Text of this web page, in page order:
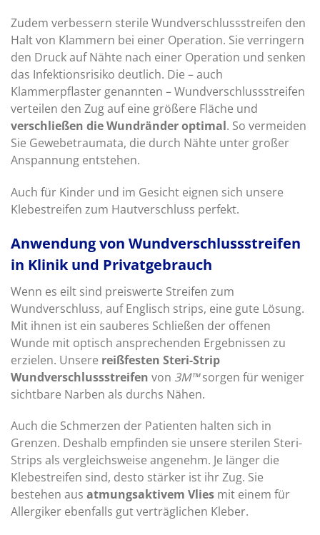
Zudem verbessern sterile Wundverschlussstreifen den
Halt von Klammern bei einer Operation. Sie verringern
den Druck auf Nähte nach einer Operation und senken
das Infektionsrisiko deutlich. Die – auch
Klammerpflaster genannten – Wundverschlussstreifen
verteilen den Zug auf eine größere Fläche und
verschließen die Wundränder optimal. So vermeiden
Sie Gewebetraumata, die durch Nähte unter großer
Anspannung entstehen.
Auch für Kinder und im Gesicht eignen sich unsere
Klebestreifen zum Hautverschluss perfekt.
Anwendung von Wundverschlussstreifen
in Klinik und Privatgebrauch
Wenn es eilt sind preiswerte Streifen zum
Wundverschluss, auf Englisch strips, eine gute Lösung.
Mit ihnen ist ein sauberes Schließen der offenen
Wunde mit optisch ansprechenden Ergebnissen zu
erzielen. Unsere reißfesten Steri-Strip
Wundverschlussstreifen von 3M™sorgen für weniger
sichtbare Narben als durchs Nähen.
Auch die Schmerzen der Patienten halten sich in
Grenzen. Deshalb empfinden sie unsere sterilen Steri-
Strips als vergleichsweise angenehm. Je länger die
Klebestreifen sind, desto stärker ist ihr Zug. Sie
bestehen aus atmungsaktivem Vlies mit einem für
Allergiker ebenfalls gut verträglichen Kleber.